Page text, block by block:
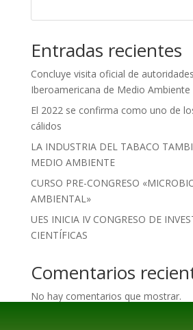
Entradas recientes
Concluye visita oficial de
Iberoamericana de Medio Ambiente
El 2022 se confirma como uno de
cálidos
LA INDUSTRIA DEL TABACO
MEDIO AMBIENTE
CURSO PRE-CONGRESO
AMBIENTAL»
UES INICIA IV CONGRESO DE
CIENTÍFICAS
Comentarios
No hay comentarios que mostrar.